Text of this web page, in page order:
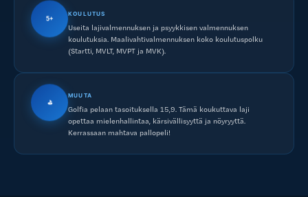
5+
KOULUTUS
Useita lajivalmennuksen ja psyykkisen valmennuksen
koulutuksia. Maalivahtivalmennuksen koko koulutuspolku
(Startti, MVLT, MVPT ja MVK).
⛳
MUUTA
Golfia pelaan tasoituksella 15,9. Tämä koukuttava laji
opettaa mielenhallintaa, kärsivällisyyttä ja nöyryyttä.
Kerrassaan mahtava pallopeli!